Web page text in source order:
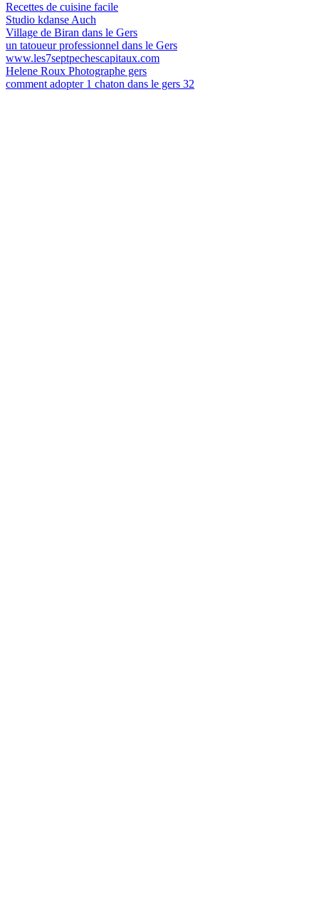
Recettes de cuisine facile
Studio kdanse Auch
Village de Biran dans le Gers
un tatoueur professionnel dans le Gers
www.les7septpechescapitaux.com
Helene Roux Photographe gers
comment adopter 1 chaton dans le gers 32